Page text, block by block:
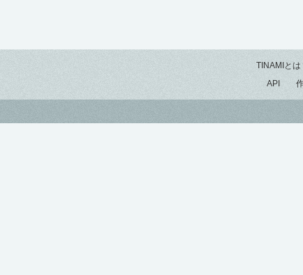
TINAMIとは
API